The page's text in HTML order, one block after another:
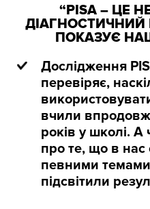
“PISA – ЦЕ
ДІАГНОСТИЧНИЙ
ПОКАЗУЄ
Дослідження
перевіряє,
вчили впродовж
років у школі.
про те, що в нас
певними темами
підсвітили